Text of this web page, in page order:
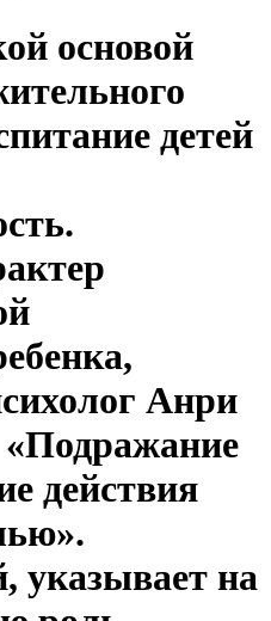
основой
детей
Анри
действия
указывает на